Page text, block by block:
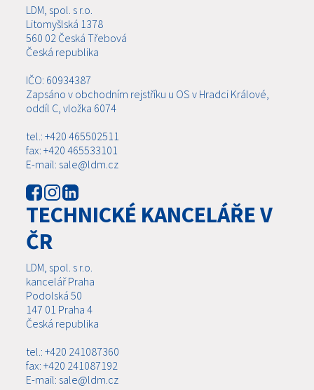
LDM, spol. s r.o.
Litomyšlská 1378
560 02 Česká Třebová
Česká republika
IČO: 60934387
Zapsáno v obchodním rejstříku u OS v Hradci Králové,
oddíl C, vložka 6074
tel.: +420 465502511
fax: +420 465533101
E-mail: sale@ldm.cz
TECHNICKÉ KANCELÁŘE V
ČR
LDM, spol. s r.o.
kancelář Praha
Podolská 50
147 01 Praha 4
Česká republika
tel.: +420 241087360
fax: +420 241087192
E-mail: sale@ldm.cz